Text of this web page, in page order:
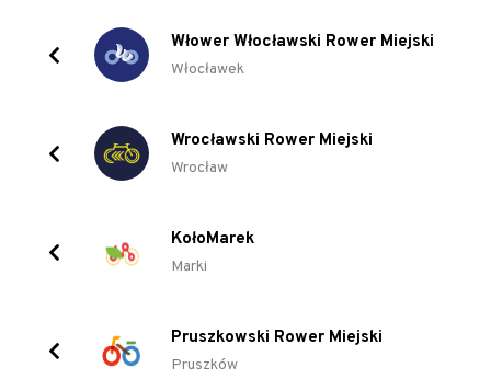
Włower Włocławski Rower Miejski
Włocławek
Wrocławski Rower Miejski
Wrocław
KołoMarek
Marki
Pruszkowski Rower Miejski
Pruszków